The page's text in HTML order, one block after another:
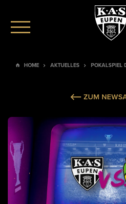
HOME AKTUELLES POKALSPIEL
ZUM